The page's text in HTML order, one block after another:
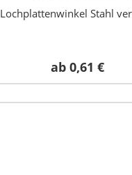
Lochplattenwinkel Stahl
ab 0,61 €